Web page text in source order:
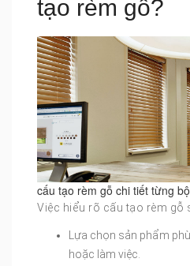
tạo rèm gỗ?
cấu tạo rèm gỗ chi tiết từng
Việc hiểu rõ cấu tạo rèm gỗ
Lựa chọn sản phẩm
hoặc làm việc.